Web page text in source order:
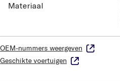
Materiaal
OEM-nummers weergeven
Geschikte voertuigen